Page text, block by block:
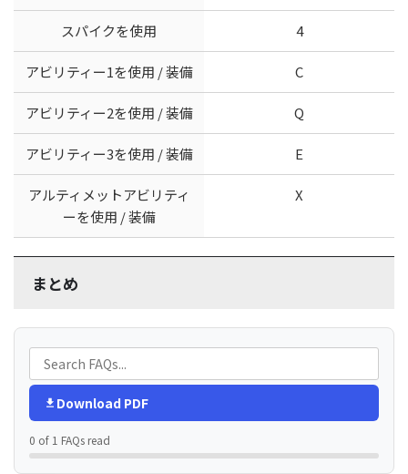
スパイクを使用 4
アビリティー1を使用 / 装備 C
アビリティー2を使用 / 装備 Q
アビリティー3を使用 / 装備 E
アルティメットアビリティ
ーを使用 / 装備
X
まとめ
Download PDF
0 of 1 FAQs read